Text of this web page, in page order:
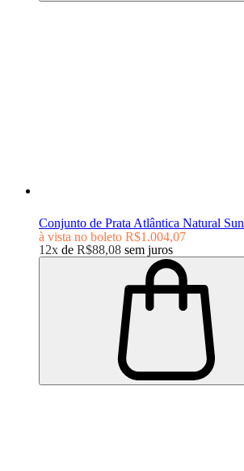
Conjunto de Prata Atlântica Natural Sun
à vista no boleto R$1.004,07
12x de R$88,08 sem juros